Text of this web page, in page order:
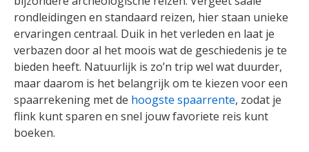
rondleidingen en standaard reizen, hier staan unieke
ervaringen centraal. Duik in het verleden en laat je
verbazen door al het moois wat de geschiedenis je te
bieden heeft. Natuurlijk is zo’n trip wel wat duurder,
maar daarom is het belangrijk om te kiezen voor een
spaarrekening met de hoogste spaarrente, zodat je
flink kunt sparen en snel jouw favoriete reis kunt
boeken.